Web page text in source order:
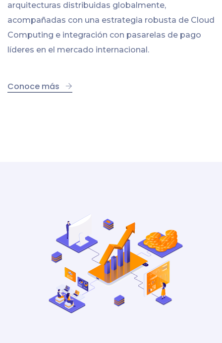
arquitecturas distribuidas globalmente,
acompañadas con una estrategia robusta de Cloud
Computing e integración con pasarelas de pago
líderes en el mercado internacional.
Conoce más